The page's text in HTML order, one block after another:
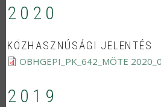
2020
KÖZHASZNÚSÁGI JELENTÉS
OBHGEPI_PK_642_MÖTE
2019